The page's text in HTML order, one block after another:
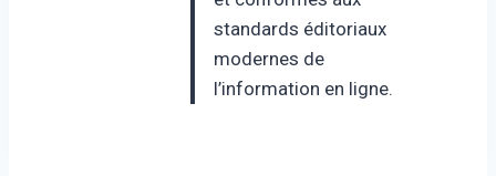
standards éditoriaux
modernes de
l’information en ligne.